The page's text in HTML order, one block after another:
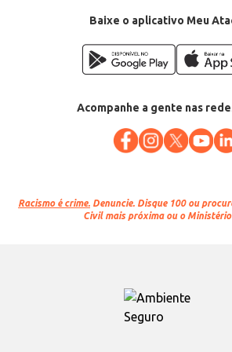
Baixe o aplicativo Meu
Acompanhe a gente nas
Racismo é crime. Denuncie. Disque 100 ou
Civil mais próxima ou o